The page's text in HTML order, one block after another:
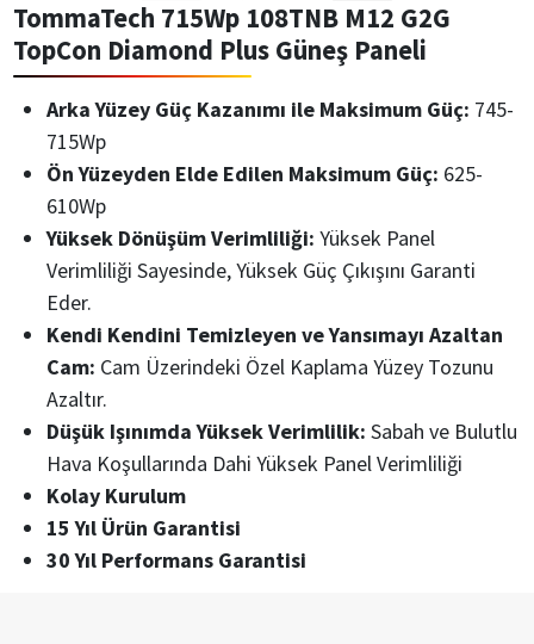
TommaTech 715Wp 108TNB M12 G2G
TopCon Diamond Plus Güneş Paneli
Arka Yüzey Güç Kazanımı ile Maksimum Güç: 745-
715Wp
Ön Yüzeyden Elde Edilen Maksimum Güç: 625-
610Wp
Yüksek Dönüşüm Verimliliği: Yüksek Panel
Verimliliği Sayesinde, Yüksek Güç Çıkışını Garanti
Eder.
Kendi Kendini Temizleyen ve Yansımayı Azaltan
Cam: Cam Üzerindeki Özel Kaplama Yüzey Tozunu
Azaltır.
Düşük Işınımda Yüksek Verimlilik: Sabah ve Bulutlu
Hava Koşullarında Dahi Yüksek Panel Verimliliği
Kolay Kurulum
15 Yıl Ürün Garantisi
30 Yıl Performans Garantisi